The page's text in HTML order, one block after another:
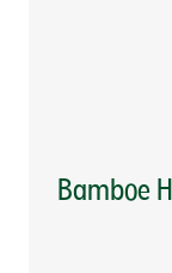
Bamboe